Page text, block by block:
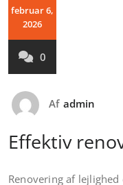
februar 6,
2026
0
Af admin
Effektiv
Renovering af